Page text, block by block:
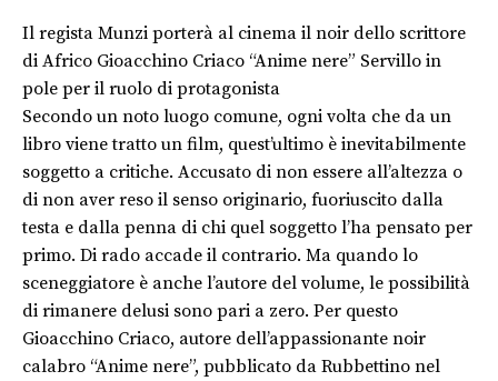
Il regista Munzi porterà al cinema il noir dello scrittore
di Africo Gioacchino Criaco “Anime nere” Servillo in
pole per il ruolo di protagonista
Secondo un noto luogo comune, ogni volta che da un
libro viene tratto un film, quest’ultimo è inevitabilmente
soggetto a critiche. Accusato di non essere all’altezza o
di non aver reso il senso originario, fuoriuscito dalla
testa e dalla penna di chi quel soggetto l’ha pensato per
primo. Di rado accade il contrario. Ma quando lo
sceneggiatore è anche l’autore del volume, le possibilità
di rimanere delusi sono pari a zero. Per questo
Gioacchino Criaco, autore dell’appassionante noir
calabro “Anime nere”, pubblicato da Rubbettino nel